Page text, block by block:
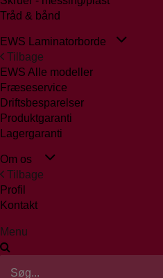
Tråd & bånd
EWS Laminatorborde
Tilbage
EWS Alle modeller
Fræseservice
Driftsbesparelser
Produktgaranti
Lagergaranti
Om os
Tilbage
Profil
Kontakt
Menu